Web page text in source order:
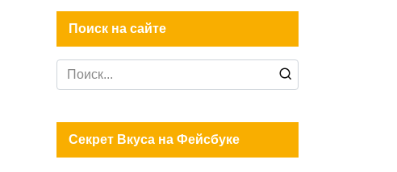
Поиск на сайте
Search
for:
Секрет Вкуса на Фейсбуке